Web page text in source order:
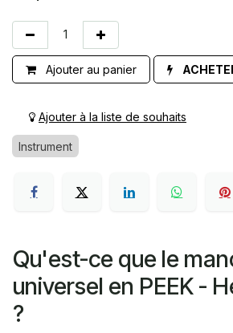
Ajouter au panier
Ajouter à la liste de souhaits
Instrument
Qu'est-ce que le
universel en PEEK -
?